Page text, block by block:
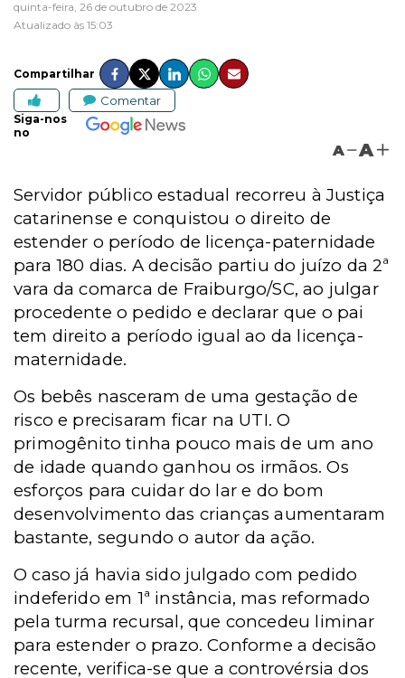
quinta-feira, 26 de outubro de 2023
Atualizado às 15:03
Compartilhar
Comentar
Siga-nos
no
A A
Servidor público estadual recorreu à Justiça
catarinense e conquistou o direito de
estender o período de licença-paternidade
para 180 dias. A decisão partiu do juízo da 2ª
vara da comarca de Fraiburgo/SC, ao julgar
procedente o pedido e declarar que o pai
tem direito a período igual ao da licença-
maternidade.
Os bebês nasceram de uma gestação de
risco e precisaram ficar na UTI. O
primogênito tinha pouco mais de um ano
de idade quando ganhou os irmãos. Os
esforços para cuidar do lar e do bom
desenvolvimento das crianças aumentaram
bastante, segundo o autor da ação.
O caso já havia sido julgado com pedido
indeferido em 1ª instância, mas reformado
pela turma recursal, que concedeu liminar
para estender o prazo. Conforme a decisão
recente, verifica-se que a controvérsia dos